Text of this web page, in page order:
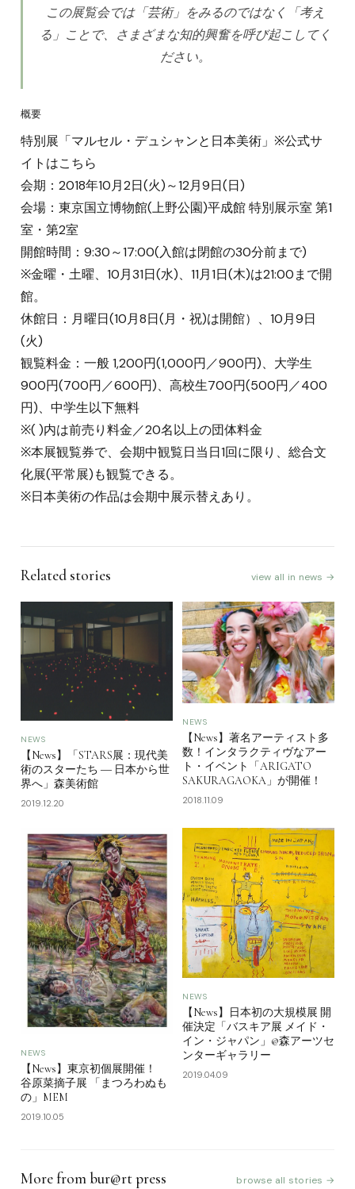
この展覧会では「芸術」をみるのではなく「考え
る」ことで、さまざまな知的興奮を呼び起こしてく
ださい。
概要
特別展「マルセル・デュシャンと日本美術」※公式サ
イトはこちら
会期：2018年10月2日(火)～12月9日(日)
会場：東京国立博物館(上野公園)平成館 特別展示室 第1
室・第2室
開館時間：9:30～17:00(入館は閉館の30分前まで)
※金曜・土曜、10月31日(水)、11月1日(木)は21:00まで開
館。
休館日：月曜日(10月8日(月・祝)は開館）、10月9日
(火)
観覧料金：一般 1,200円(1,000円／900円)、大学生
900円(700円／600円)、高校生700円(500円／400
円)、中学生以下無料
※( )内は前売り料金／20名以上の団体料金
※本展観覧券で、会期中観覧日当日1回に限り、総合文
化展(平常展)も観覧できる。
※日本美術の作品は会期中展示替えあり。
Related stories view all in news →
NEWS
【News】「STARS展：現代美
術のスターたち ― 日本から世
界へ」森美術館
2019.12.20
NEWS
【News】著名アーティスト多
数！インタラクティヴなアー
ト・イベント「ARIGATO
SAKURAGAOKA」が開催！
2018.11.09
NEWS
【News】東京初個展開催！
谷原菜摘子展 「まつろわぬも
の」MEM
2019.10.05
NEWS
【News】日本初の大規模展 開
催決定「バスキア展 メイド・
イン・ジャパン」@森アーツセ
ンターギャラリー
2019.04.09
More from bur@rt press browse all stories →